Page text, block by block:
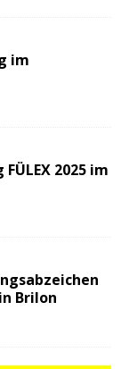
im
2025 im
Brilon